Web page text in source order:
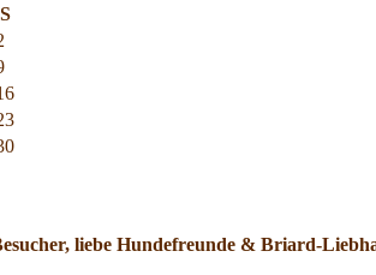
S
liebe Hundefreunde & Briard-